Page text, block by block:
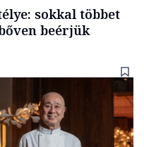
sokkal többet
beérjük